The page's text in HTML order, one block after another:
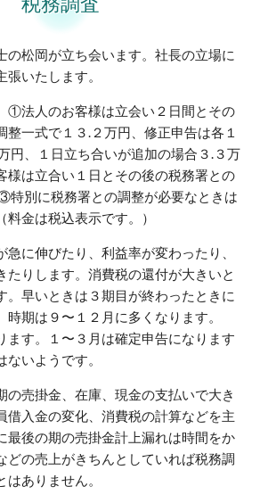
松岡が立ち会います。社長の立場に
いたします。
①法人のお客様は立会い２日間とその
整一式で１３.２万円、修正申告は各１
円、１日立ち合いが追加の場合３.３万
は立合い１日とその後の税務署との
特別に税務署との調整が必要なときは
金は税込表示です。）
に伸びたり、利益率が変わったり、
たりします。消費税の還付が大きいと
。早いときは３期目が終わったときに
時期は９〜１２月に多くなります。
ます。１〜３月は確定申告になります
いようです。
売掛金、在庫、現金の支払いで大き
借入金の変化、消費税の計算などを主
最後の期の売掛金計上漏れは時間をか
どの売上がきちんとしていれば税務調
ありません。